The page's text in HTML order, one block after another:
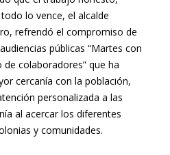
lo vence, el alcalde
refrendó el compromiso de
públicas “Martes con
colaboradores” que ha
cercanía con la población,
personalizada a las
al acercar los diferentes
y comunidades.